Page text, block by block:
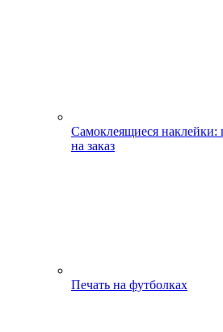
Самоклеящиеся наклейки:
на заказ
Печать на футболках